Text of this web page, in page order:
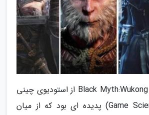
بازی نقش آفرینی Black Myth:Wukong از استودیوی چینی
گیم ساینس (Game Science) پدیده ای بود که از میان